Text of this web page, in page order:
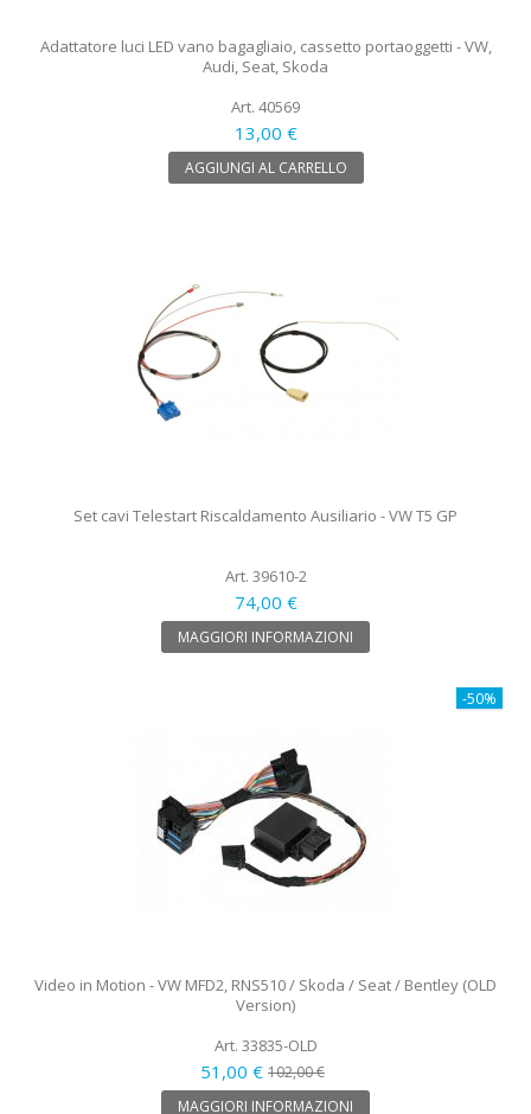
Adattatore luci LED vano bagagliaio, cassetto portaoggetti - VW,
Audi, Seat, Skoda
Art. 40569
13,00 €
AGGIUNGI AL CARRELLO
Set cavi Telestart Riscaldamento Ausiliario - VW T5 GP
Art. 39610-2
74,00 €
MAGGIORI INFORMAZIONI
-50%
Video in Motion - VW MFD2, RNS510 / Skoda / Seat / Bentley (OLD
Version)
Art. 33835-OLD
51,00 € 102,00 €
MAGGIORI INFORMAZIONI